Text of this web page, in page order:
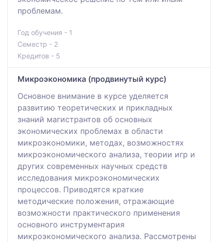
проблемам.
Год обучения - 1
Семестр - 2
Кредитов - 5
Микроэкономика (продвинутый курс)
Основное внимание в курсе уделяется
развитию теоретических и прикладных
знаний магистрантов об основных
экономических проблемах в области
микроэкономики, методах, возможностях
микроэкономического анализа, теории игр и
других современных научных средств
исследования микроэкономических
процессов. Приводятся краткие
методические положения, отражающие
возможности практического применения
основного инструментария
микроэкономического анализа. Рассмотрены